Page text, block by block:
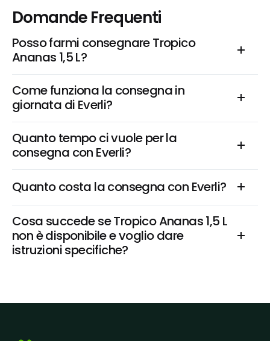
Domande Frequenti
Posso farmi consegnare Tropico
Ananas 1,5 L?
Come funziona la consegna in
giornata di Everli?
Quanto tempo ci vuole per la
consegna con Everli?
Quanto costa la consegna con Everli?
Cosa succede se Tropico Ananas 1,5 L
non è disponibile e voglio dare
istruzioni specifiche?